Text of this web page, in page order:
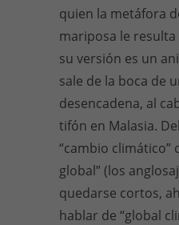
quien la metáfora
mariposa le
su versión es un
sale de la boca de
desencadena, al
tifón en Malasia.
“cambio climático”
global” (los
quedarse cortos,
hablar de “global